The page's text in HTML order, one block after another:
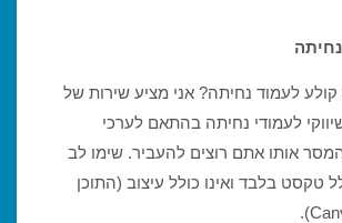
לעמוד נחיתה? אני מציע שירות של
לעמודי נחיתה בהתאם לערכי
אותו אתם רוצים להעביר. שימו לב
טקסט בלבד ואינו כולל עיצוב (התוכן